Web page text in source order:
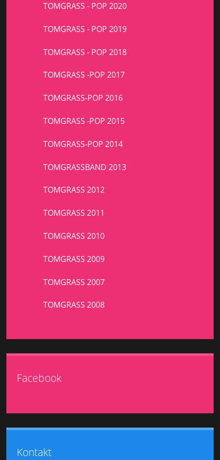
TOMGRASS - POP 2020
TOMGRASS - POP 2019
TOMGRASS - POP 2018
TOMGRASS -POP 2017
TOMGRASS-POP 2016
TOMGRASS -POP 2015
TOMGRASS-POP 2014
TOMGRASSBAND 2013
TOMGRASS 2012
TOMGRASS 2011
TOMGRASS 2010
TOMGRASS 2009
TOMGRASS 2007
TOMGRASS 2008
Facebook
Kontakt